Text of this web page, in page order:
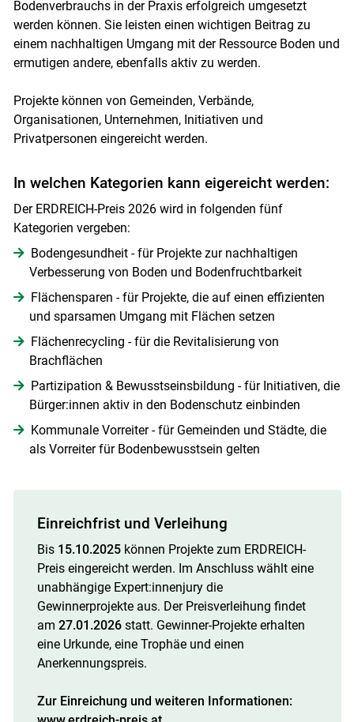
Bodenverbrauchs in der Praxis erfolgreich umgesetzt
werden können. Sie leisten einen wichtigen Beitrag zu
einem nachhaltigen Umgang mit der Ressource Boden und
ermutigen andere, ebenfalls aktiv zu werden.
Projekte können von Gemeinden, Verbände,
Organisationen, Unternehmen, Initiativen und
Privatpersonen eingereicht werden.
In welchen Kategorien kann eigereicht werden:
Der ERDREICH-Preis 2026 wird in folgenden fünf
Kategorien vergeben:
Bodengesundheit - für Projekte zur nachhaltigen
Verbesserung von Boden und Bodenfruchtbarkeit
Flächensparen - für Projekte, die auf einen effizienten
und sparsamen Umgang mit Flächen setzen
Flächenrecycling - für die Revitalisierung von
Brachflächen
Partizipation & Bewusstseinsbildung - für Initiativen, die
Bürger:innen aktiv in den Bodenschutz einbinden
Kommunale Vorreiter - für Gemeinden und Städte, die
als Vorreiter für Bodenbewusstsein gelten
Einreichfrist und Verleihung
Bis 15.10.2025können Projekte zum ERDREICH-
Preis eingereicht werden. Im Anschluss wählt eine
unabhängige Expert:innenjury die
Gewinnerprojekte aus. Der Preisverleihung findet
am 27.01.2026 statt. Gewinner-Projekte erhalten
eine Urkunde, eine Trophäe und einen
Anerkennungspreis.
Zur Einreichung und weiteren Informationen: